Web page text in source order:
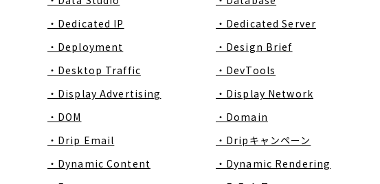
・Dedicated IP
・Dedicated Server
・Deployment
・Design Brief
・Desktop Traffic
・DevTools
・Display Advertising
・Display Network
・DOM
・Domain
・Drip Email
・Dripキャンペーン
・Dynamic Content
・Dynamic Rendering